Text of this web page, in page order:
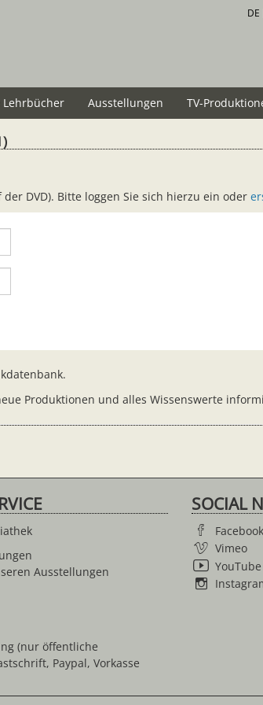
DE
Lehrbücher Ausstellungen TV-
DVD). Bitte loggen Sie sich hierzu ein oder
Produktionen und alles Wissenswerte
Ausstellungen
(nur öffentliche
Paypal, Vorkasse
SOCIAL
Facebook
Vimeo
YouTube